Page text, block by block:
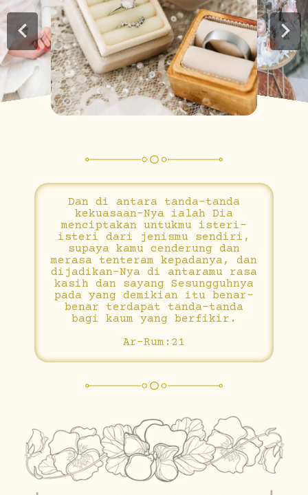
Dan di antara tanda-tanda
kekuasaan-Nya ialah Dia
menciptakan untukmu isteri-
isteri dari jenismu sendiri,
supaya kamu cenderung dan
merasa tenteram kepadanya, dan
dijadikan-Nya di antaramu rasa
kasih dan sayang Sesungguhnya
pada yang demikian itu benar-
benar terdapat tanda-tanda
bagi kaum yang berfikir.
Ar-Rum:21